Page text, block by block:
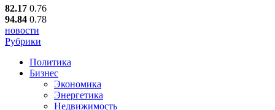
82.17 0.76
94.84 0.78
новости
Рубрики
Политика
Бизнес
Экономика
Энергетика
Недвижимость